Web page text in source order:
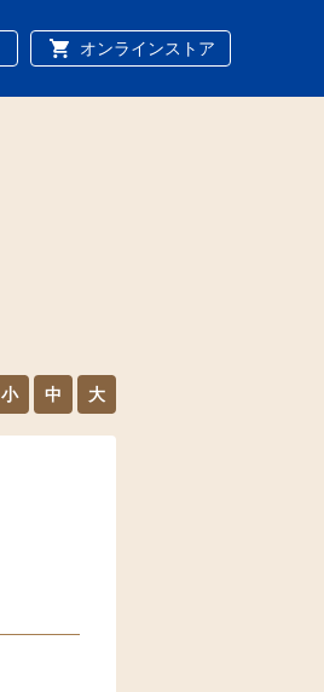
オンラインストア
小 中 大